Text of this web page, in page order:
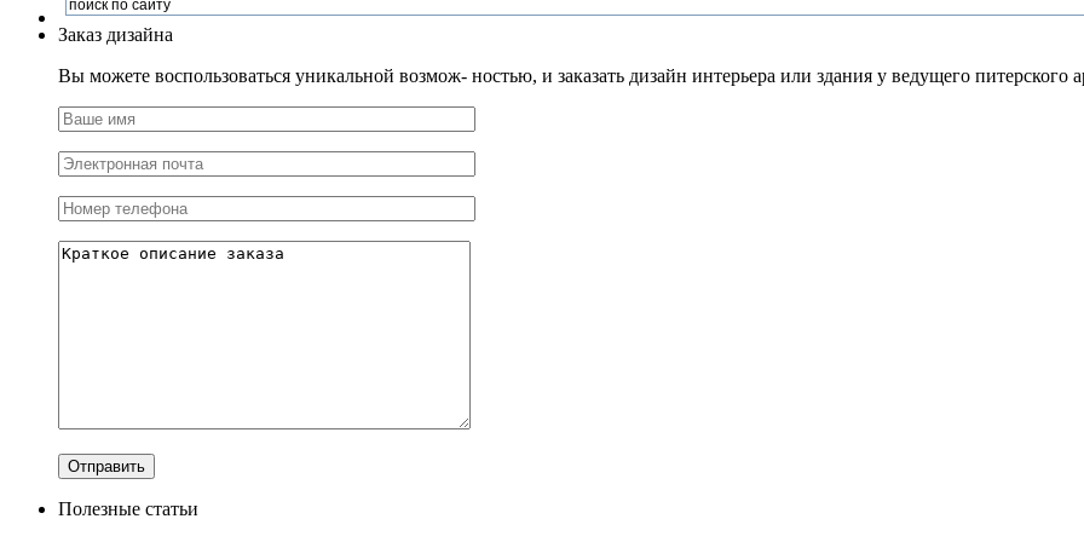
Заказ дизайна
Вы можете воспользоваться уникальной возмож- ностью, и заказать дизайн интерьера или здания у ведущего питерского
Полезные статьи